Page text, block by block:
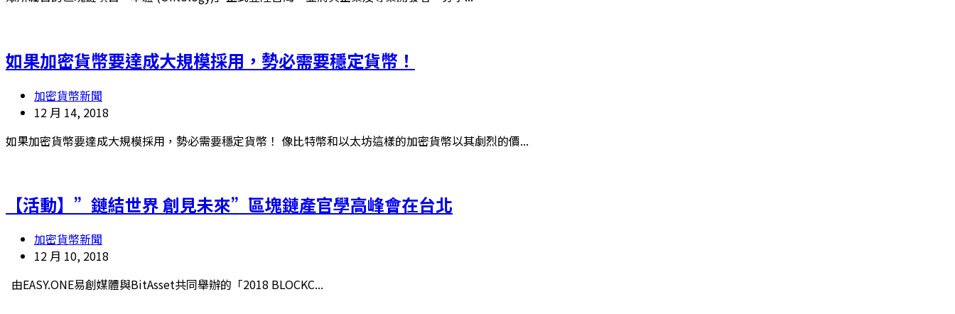
如果加密貨幣要達成大規模採用，勢必需要穩定貨幣！
加密貨幣新聞
12 月 14, 2018
如果加密貨幣要達成大規模採用，勢必需要穩定貨幣！ 像比特幣和以太坊這樣的加密貨幣以其劇烈的價...
【活動】”鏈結世界 創見未來”區塊鏈產官學高峰會在台北
加密貨幣新聞
12 月 10, 2018
由EASY.ONE易創媒體與BitAsset共同舉辦的「2018 BLOCKC...